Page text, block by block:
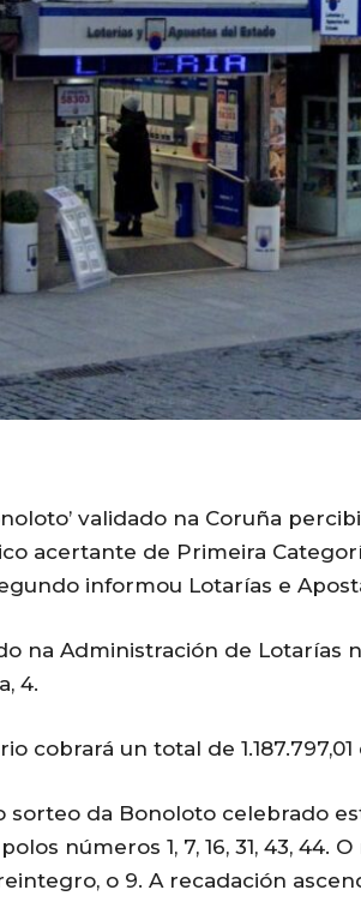
validado na Coruña
acertante de Primeira
informou Lotarías e
na Administración de Lotarías
4.
cobrará un total de 1.187.797,01
da Bonoloto celebrado
números 1, 7, 16, 31, 43, 44.
o 9. A recadación